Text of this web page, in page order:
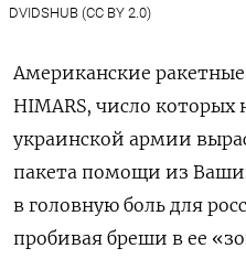
DVIDSHUB (CC BY 2.0)
Американские
HIMARS, число
украинской армии
пакета помощи из
в головную боль для
пробивая бреши в ее